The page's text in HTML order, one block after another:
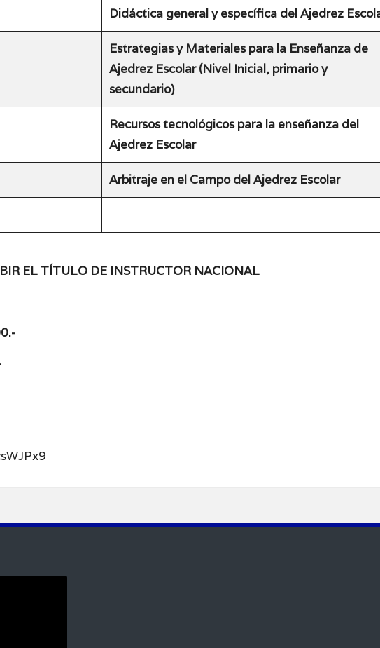
Didáctica general y específica del Ajedrez
Estrategias y Materiales para la Enseñanza de
Ajedrez Escolar (Nivel Inicial, primario y
secundario)
Recursos tecnológicos para la enseñanza del
Ajedrez Escolar
Arbitraje en el Campo del Ajedrez Escolar
EL TÍTULO DE INSTRUCTOR NACIONAL